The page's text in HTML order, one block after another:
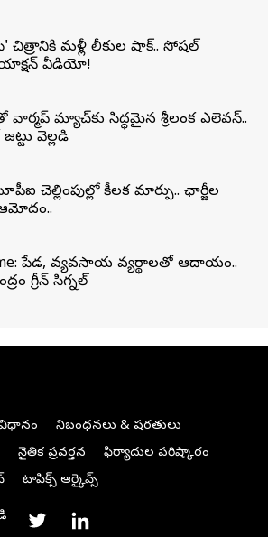
చిత్రానికి మళ్లీ లీకుల షాక్.. సోషల్
వీడియో!
వార్మప్‌ మ్యాచ్‌కు సిద్ధమైన శ్రీలంక ఎలెవన్..
వెల్లడి
చెల్లింపుల్లో కీలక మార్పు.. ఛార్జీల
పేడ, వ్యవసాయ వ్యర్థాలతో ఆదాయం..
గ్రీన్ సిగ్నల్
నిబంధనలు & షరతులు
నైతిక ప్రవర్తన
ఫిర్యాదుల పరిష్కారం
టాపిక్స్ ఆర్కైవ్స్